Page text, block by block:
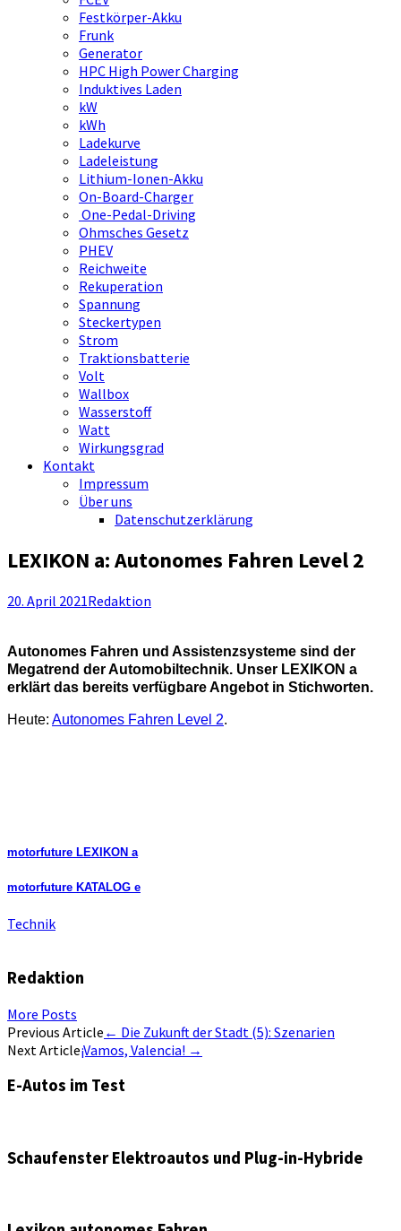
Festkörper-Akku
Frunk
Generator
HPC High Power Charging
Induktives Laden
kW
kWh
Ladekurve
Ladeleistung
Lithium-Ionen-Akku
On-Board-Charger
One-Pedal-Driving
Ohmsches Gesetz
PHEV
Reichweite
Rekuperation
Spannung
Steckertypen
Strom
Traktionsbatterie
Volt
Wallbox
Wasserstoff
Watt
Wirkungsgrad
Kontakt
Impressum
Über uns
Datenschutzerklärung
LEXIKON a: Autonomes Fahren Level 2
20. April 2021Redaktion
Autonomes Fahren und Assistenzsysteme sind der
Megatrend der Automobiltechnik. Unser LEXIKON a
erklärt das bereits verfügbare Angebot in Stichworten.
Heute: Autonomes Fahren Level 2.
motorfuture LEXIKON a
motorfuture KATALOG e
Technik
Redaktion
More Posts
Artikel-
Navigation
Previous Article ← Die Zukunft der Stadt (5): Szenarien
Next Article¡Vamos, Valencia! →
E-Autos im Test
Schaufenster Elektroautos und Plug-in-Hybride